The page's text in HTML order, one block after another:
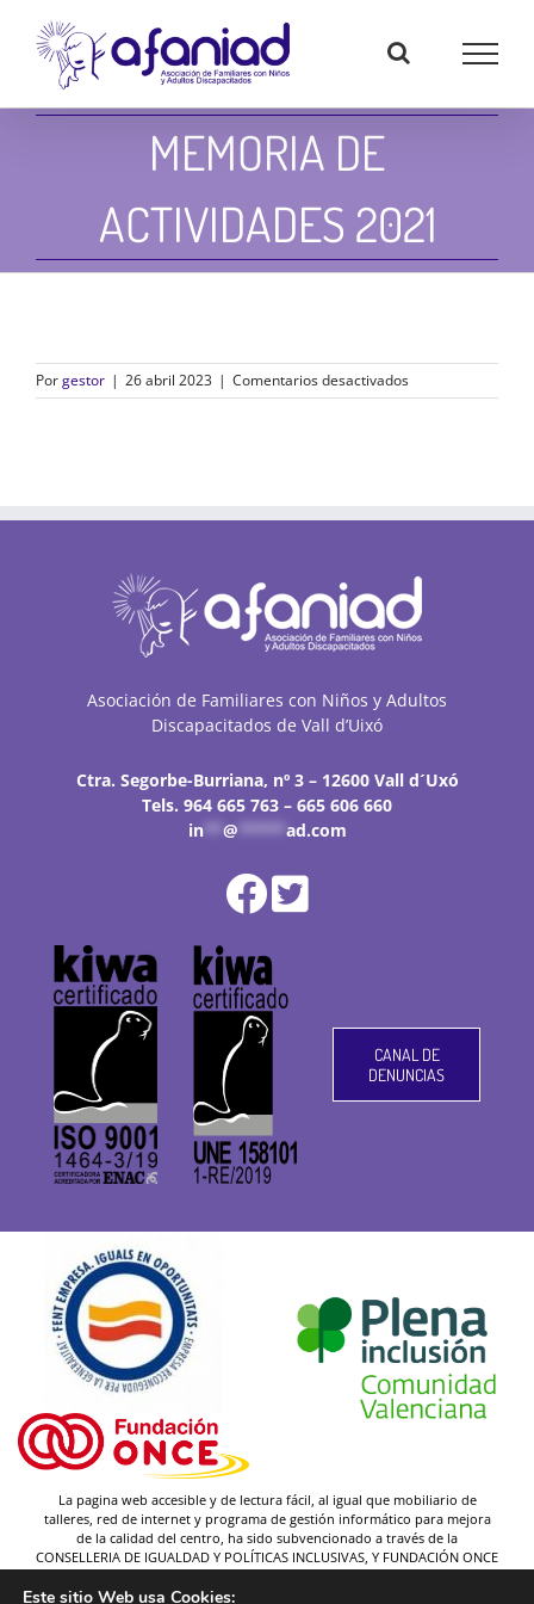
content
MEMORIA DE
ACTIVIDADES 2021
Porgestor | 26 abril 2023 | Comentarios desactivadosen
Memoria
Asociación de Familiares con Niños y Adultos
Discapacitados de Vall d’Uixó
Ctra. Segorbe-Burriana, nº 3 – 12600 Vall d´Uxó
Tels. 964 665 763 – 665 606 660
in** @ ad.com
CANAL DE
DENUNCIAS
La pagina web accesible y de lectura fácil, al igual que mobiliario de
talleres, red de internet y programa de gestión informático para mejora
de la calidad del centro, ha sido subvencionado a través de la
CONSELLERIA DE IGUALDAD Y POLÍTICAS INCLUSIVAS, Y FUNDACIÓN ONCE
Este sitio Web usa Cookies: